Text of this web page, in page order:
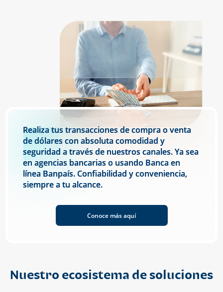
Realiza tus transacciones de compra o venta
de dólares con absoluta comodidad y
seguridad a través de nuestros canales. Ya sea
en agencias bancarias o usando Banca en
línea Banpaís. Confiabilidad y conveniencia,
siempre a tu alcance.
Conoce más aquí
Nuestro ecosistema de soluciones